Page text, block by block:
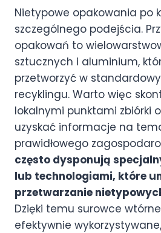
Nietypowe opakowania po
szczególnego podejścia.
opakowań to
sztucznych i aluminium,
przetworzyć w
recyklingu. Warto więc
lokalnymi punktami zbiórki
uzyskać informacje na
prawidłowego
często dysponują
lub technologiami, które
przetwarzanie
Dzięki temu surowce
efektywnie